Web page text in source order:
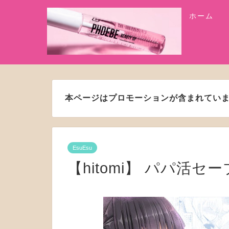
ホーム
本ページはプロモーションが含まれてい
EsuEsu
【hitomi】 パパ活セ